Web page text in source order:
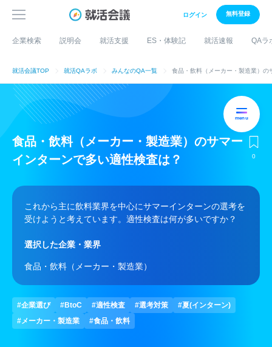
ログイン 無料登録
企業検索 説明会 就活支援 ES・体験記 就活速報 QAラ
就活会議TOP 就活QAラボ みんなのQA一覧 食品・飲料（メーカー・製造業）
menu
食品・飲料（メーカー・製造業）のサマー
インターンで多い適性検査は？
0
これから主に飲料業界を中心にサマーインターンの選考を
受けようと考えています。適性検査は何が多いですか？
選択した企業・業界
食品・飲料（メーカー・製造業）
#企業選び #BtoC #適性検査 #選考対策
#夏(インターン)
#メーカー・製造業
#食品・飲料